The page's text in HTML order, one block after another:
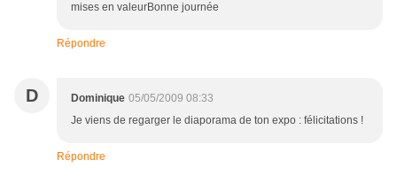
mises en valeurBonne journée
Répondre
D Dominique 05/05/2009 08:33
Je viens de regarger le diaporama de ton expo : félicitations !
Répondre